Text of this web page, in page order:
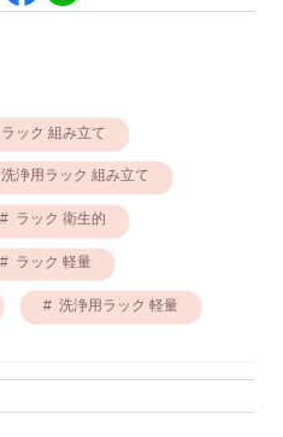
ラック 組み立て
洗浄用ラック 組み立て
ラック 衛生的
ラック 軽量
洗浄用ラック 軽量